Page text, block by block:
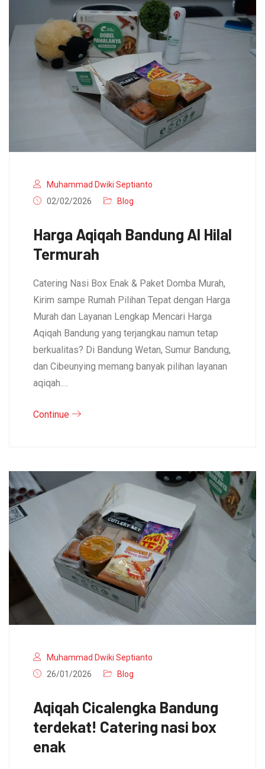
Muhammad Dwiki Septianto
02/02/2026
Blog
Harga Aqiqah Bandung Al Hilal
Termurah
Catering Nasi Box Enak & Paket Domba Murah,
Kirim sampe Rumah Pilihan Tepat dengan Harga
Murah dan Layanan Lengkap Mencari Harga
Aqiqah Bandung yang terjangkau namun tetap
berkualitas? Di Bandung Wetan, Sumur Bandung,
dan Cibeunying memang banyak pilihan layanan
aqiqah.…
Continue
Muhammad Dwiki Septianto
26/01/2026
Blog
Aqiqah Cicalengka Bandung
terdekat! Catering nasi box
enak